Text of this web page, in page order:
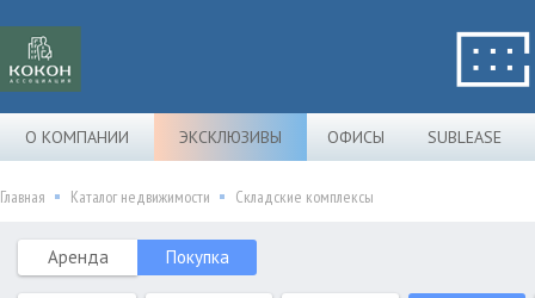
О КОМПАНИИ ЭКСКЛЮЗИВЫ ОФИСЫ SUBLEASE
Главная Каталог недвижимости Складские комплексы
Аренда Покупка